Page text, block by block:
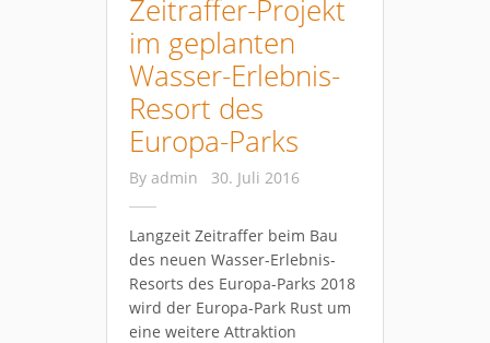
Zeitraffer-Projekt
im geplanten
Wasser-Erlebnis-
Resort des
Europa-Parks
By admin 30. Juli 2016
Langzeit Zeitraffer beim Bau
des neuen Wasser-Erlebnis-
Resorts des Europa-Parks 2018
wird der Europa-Park Rust um
eine weitere Attraktion